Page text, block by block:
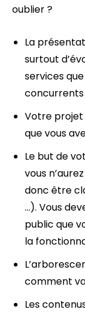
oublier ?
La
surtout
services
concurrents
Votre projet
que vous
Le but de
vous
donc être
…). Vous
public que
la
comment
Les